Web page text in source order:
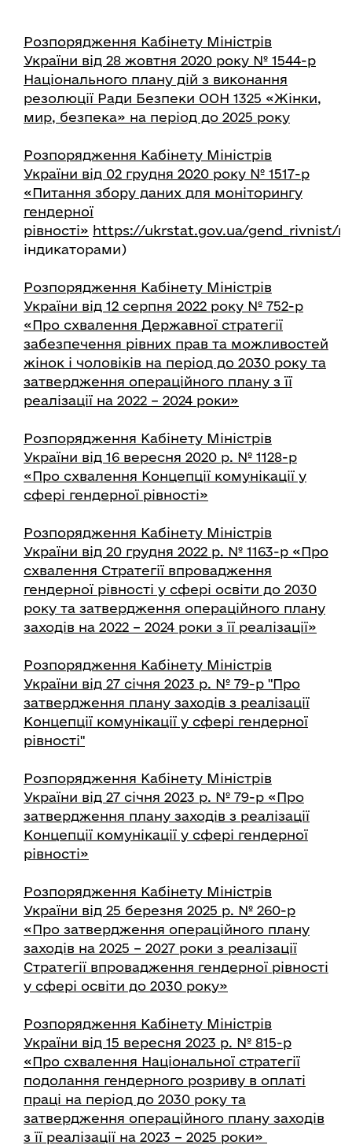
Розпорядження Кабінету Міністрів
України від 28 жовтня 2020 року № 1544-р
Національного плану дій з виконання
резолюції Ради Безпеки ООН 1325 «Жінки,
мир, безпека» на період до 2025 року
Розпорядження Кабінету Міністрів
України від 02 грудня 2020 року № 1517-р
«Питання збору даних для моніторингу
гендерної
рівності» https://ukrstat.gov.ua/gend_rivnist/
індикаторами)
Розпорядження Кабінету Міністрів
України від 12 серпня 2022 року № 752-р
«Про схвалення Державної стратегії
забезпечення рівних прав та можливостей
жінок і чоловіків на період до 2030 року та
затвердження операційного плану з її
реалізації на 2022 – 2024 роки»
Розпорядження Кабінету Міністрів
України від 16 вересня 2020 р. № 1128-р
«Про схвалення Концепції комунікації у
сфері гендерної рівності»
Розпорядження Кабінету Міністрів
України від 20 грудня 2022 р. № 1163-р «Про
схвалення Стратегії впровадження
гендерної рівності у сфері освіти до 2030
року та затвердження операційного плану
заходів на 2022 – 2024 роки з її реалізації»
Розпорядження Кабінету Міністрів
України від 27 січня 2023 р. № 79-р "Про
затвердження плану заходів з реалізації
Концепції комунікації у сфері гендерної
рівності"
Розпорядження Кабінету Міністрів
України від 27 січня 2023 р. № 79-р «Про
затвердження плану заходів з реалізації
Концепції комунікації у сфері гендерної
рівності»
Розпорядження Кабінету Міністрів
України від 25 березня 2025 р. № 260-р
«Про затвердження операційного плану
заходів на 2025 – 2027 роки з реалізації
Стратегії впровадження гендерної рівності
у сфері освіти до 2030 року»
Розпорядження Кабінету Міністрів
України від 15 вересня 2023 р. № 815-р
«Про схвалення Національної стратегії
подолання гендерного розриву в оплаті
праці на період до 2030 року та
затвердження операційного плану заходів
з її реалізації на 2023 – 2025 роки»